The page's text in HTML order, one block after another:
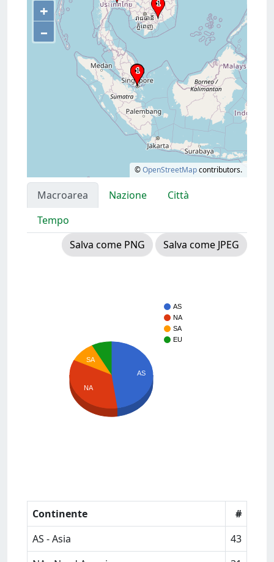
+
–
©OpenStreetMapcontributors.
Macroarea Nazione
Città
Tempo
Salva come PNG
Salva come JPEG
AS
NA
SA
EU
AS
SA
NA
Continente
#
AS - Asia
43